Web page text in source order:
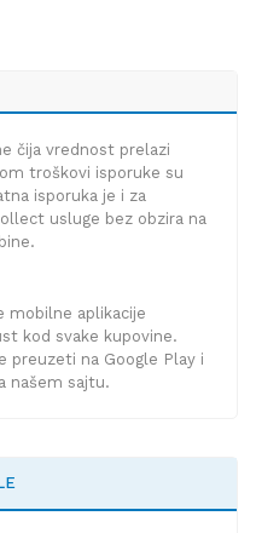
čija vrednost prelazi
troškovi isporuke su
isporuka je i za
usluge bez obzira na
mobilne aplikacije
kod svake kupovine.
preuzeti na Google Play i
našem sajtu.